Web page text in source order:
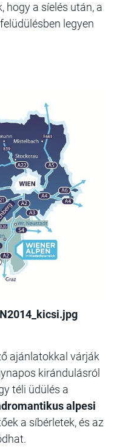
hogy a síelés után, a
legyen
ajánlatokkal várják
kirándulásról
téli üdülés a
alpesi
a síbérletek, és az